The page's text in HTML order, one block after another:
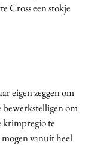
Cross een stokje
eigen zeggen om
om
krimpregio te
vanuit heel